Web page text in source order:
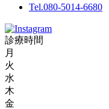
Tel.080-5014-6680
診療時間
月
火
水
木
金